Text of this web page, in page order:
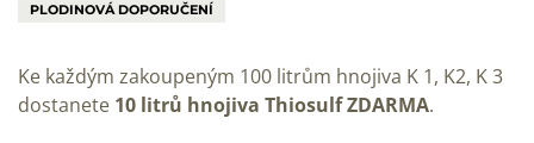
PLODINOVÁ DOPORUČENÍ
Ke každým zakoupeným 100 litrům hnojiva K 1, K2, K 3
dostanete 10 litrů hnojiva Thiosulf ZDARMA.